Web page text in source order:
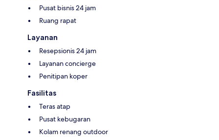
Pusat bisnis 24 jam
Ruang rapat
Layanan
Resepsionis 24 jam
Layanan concierge
Penitipan koper
Fasilitas
Teras atap
Pusat kebugaran
Kolam renang outdoor